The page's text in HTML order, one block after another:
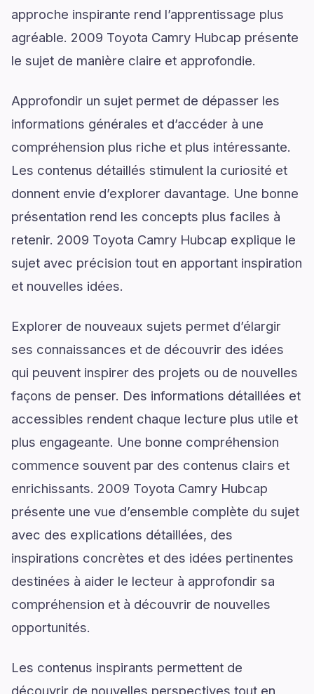
approche inspirante rend l’apprentissage plus
agréable. 2009 Toyota Camry Hubcap présente
le sujet de manière claire et approfondie.
Approfondir un sujet permet de dépasser les
informations générales et d’accéder à une
compréhension plus riche et plus intéressante.
Les contenus détaillés stimulent la curiosité et
donnent envie d’explorer davantage. Une bonne
présentation rend les concepts plus faciles à
retenir. 2009 Toyota Camry Hubcap explique le
sujet avec précision tout en apportant inspiration
et nouvelles idées.
Explorer de nouveaux sujets permet d’élargir
ses connaissances et de découvrir des idées
qui peuvent inspirer des projets ou de nouvelles
façons de penser. Des informations détaillées et
accessibles rendent chaque lecture plus utile et
plus engageante. Une bonne compréhension
commence souvent par des contenus clairs et
enrichissants. 2009 Toyota Camry Hubcap
présente une vue d’ensemble complète du sujet
avec des explications détaillées, des
inspirations concrètes et des idées pertinentes
destinées à aider le lecteur à approfondir sa
compréhension et à découvrir de nouvelles
opportunités.
Les contenus inspirants permettent de
découvrir de nouvelles perspectives tout en